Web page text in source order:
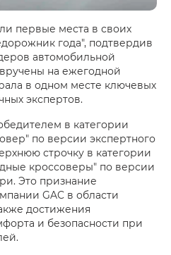
первые места в своих
года", подтвердив
автомобильной
на ежегодной
в одном месте ключевых
экспертов.
в категории
по версии экспертного
строчку в категории
кроссоверы" по версии
Это признание
GAC в области
достижения
и безопасности при